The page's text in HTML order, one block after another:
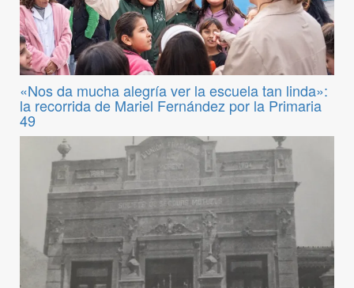
«Nos da mucha alegría ver la escuela tan linda»:
la recorrida de Mariel Fernández por la Primaria
49